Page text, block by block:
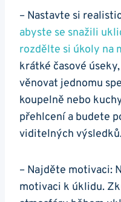
– Nastavte si
abyste se snažili
rozdělte si úkoly na
krátké časové
věnovat jednomu
koupelně nebo
přehlcení a budete
viditelných
– Najděte motivaci:
motivaci k úklidu.